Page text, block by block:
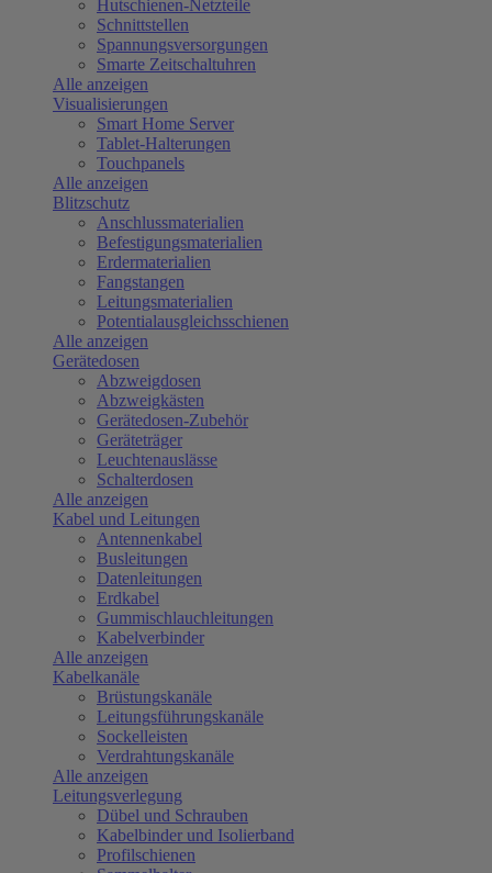
Hutschienen-Netzteile
Schnittstellen
Spannungsversorgungen
Smarte Zeitschaltuhren
Alle anzeigen
Visualisierungen
Smart Home Server
Tablet-Halterungen
Touchpanels
Alle anzeigen
Blitzschutz
Anschlussmaterialien
Befestigungsmaterialien
Erdermaterialien
Fangstangen
Leitungsmaterialien
Potentialausgleichsschienen
Alle anzeigen
Gerätedosen
Abzweigdosen
Abzweigkästen
Gerätedosen-Zubehör
Geräteträger
Leuchtenauslässe
Schalterdosen
Alle anzeigen
Kabel und Leitungen
Antennenkabel
Busleitungen
Datenleitungen
Erdkabel
Gummischlauchleitungen
Kabelverbinder
Alle anzeigen
Kabelkanäle
Brüstungskanäle
Leitungsführungskanäle
Sockelleisten
Verdrahtungskanäle
Alle anzeigen
Leitungsverlegung
Dübel und Schrauben
Kabelbinder und Isolierband
Profilschienen